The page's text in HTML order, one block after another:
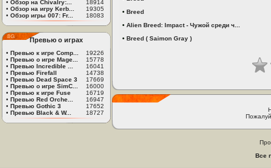
• Обзор на Chivalry:...
18914
• Обзор на игру Kerb...
19305
• Обзор игры 007: Fr... 18083
Превью о играх
• Превью к игре Comp...
19226
• Превью о игре Mage...
15778
• Превью Incredible ...
16041
• Превью Firefall
14738
• Превью Dead Space 3
17669
• Превью о игре SimC...
16000
• Превью к игре Fuse
16719
• Превью Red Orche...
16947
• Превью Gothic 3
17652
• Превью Black & W... 18727
• Breed
• Alien Breed: Impact - Чужой среди ч...
• Breed ( Saimon Gray )
Все